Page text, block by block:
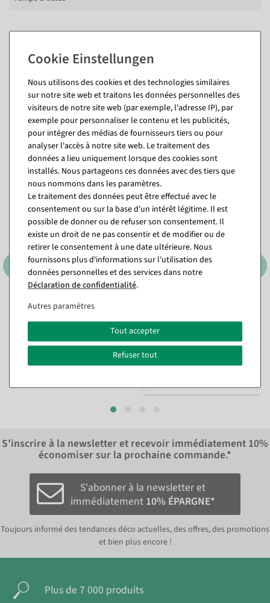
Questions sur l'article
Vous pourriez aussi aimer (8)
Bannière en tissu
difficilement inflammable
Fraise 100 x 200 cm
Disponible immédiatement
35,64 €
Bricolage &amp; École 75 x
180 cm
Disponible immédiatement
S'inscrire à la newsletter et recevoir immédiatement 10%
économiser sur la prochaine commande.*
S'abonner à la newsletter et
immédiatement 10% ÉPARGNE*
Toujours informé des tendances déco actuelles, des offres, des promotions
et bien plus encore !
Plus de 7 000 produits
Nous utilisons des cookies et des technologies similaires
sur notre site web et traitons les données personnelles des
visiteurs de notre site web (par exemple, l'adresse IP), par
exemple pour personnaliser le contenu et les publicités,
pour intégrer des médias de fournisseurs tiers ou pour
analyser l'accès à notre site web. Le traitement des
données a lieu uniquement lorsque des cookies sont
installés. Nous partageons ces données avec des tiers que
nous nommons dans les paramètres.
Le traitement des données peut être effectué avec le
consentement ou sur la base d'un intérêt légitime. Il est
possible de donner ou de refuser son consentement. Il
existe un droit de ne pas consentir et de modifier ou de
retirer le consentement à une date ultérieure. Nous
fournissons plus d'informations sur l'utilisation des
données personnelles et des services dans notre
Déclaration de confidentialité.
Autres paramètres
Tout accepter
Refuser tout